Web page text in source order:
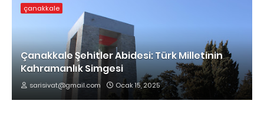
çanakkale
Çanakkale Şehitler Abidesi: Türk Milletinin
Kahramanlık Simgesi
sarisivat@gmail.com Ocak 15, 2025